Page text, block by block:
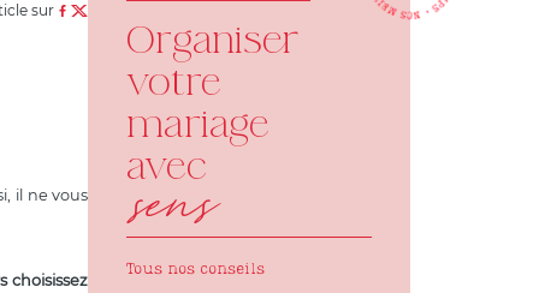
sur
il ne vous
choisissez
Organiser
votre
mariage
avec
sens
Tous nos conseils